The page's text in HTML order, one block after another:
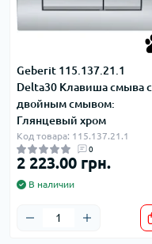
Geberit 115.137.21.1
Delta30 Клавиша смыва с
двойным смывом:
Глянцевый хром
Код товара: 115.137.21.1
0
2 223.00 грн.
В наличии